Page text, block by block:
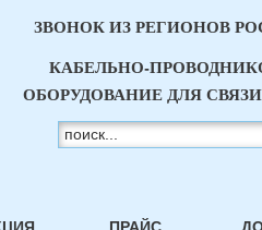
ЗВОНОК ИЗ РЕГИОНОВ
КАБЕЛЬНО-
ОБОРУДОВАНИЕ ДЛЯ